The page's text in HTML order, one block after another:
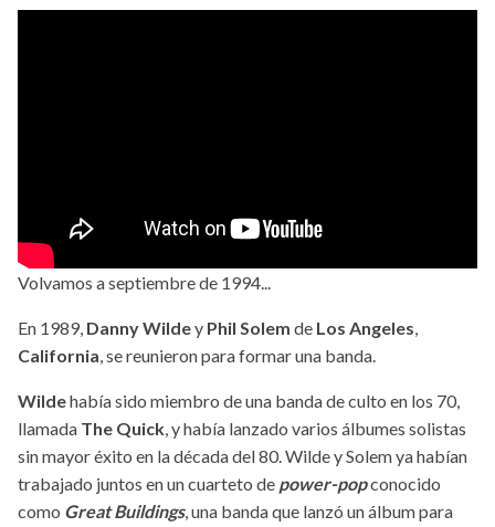
Volvamos a septiembre de 1994...
En 1989, Danny Wildey Phil Solem de Los Angeles,
California, se reunieron para formar una banda.
Wildehabía sido miembro de una banda de culto en los 70,
llamada The Quick, y había lanzado varios álbumes solistas
sin mayor éxito en la década del 80. Wilde y Solem ya habían
trabajado juntos en un cuarteto de power-popconocido
como Great Buildings, una banda que lanzó un álbum para